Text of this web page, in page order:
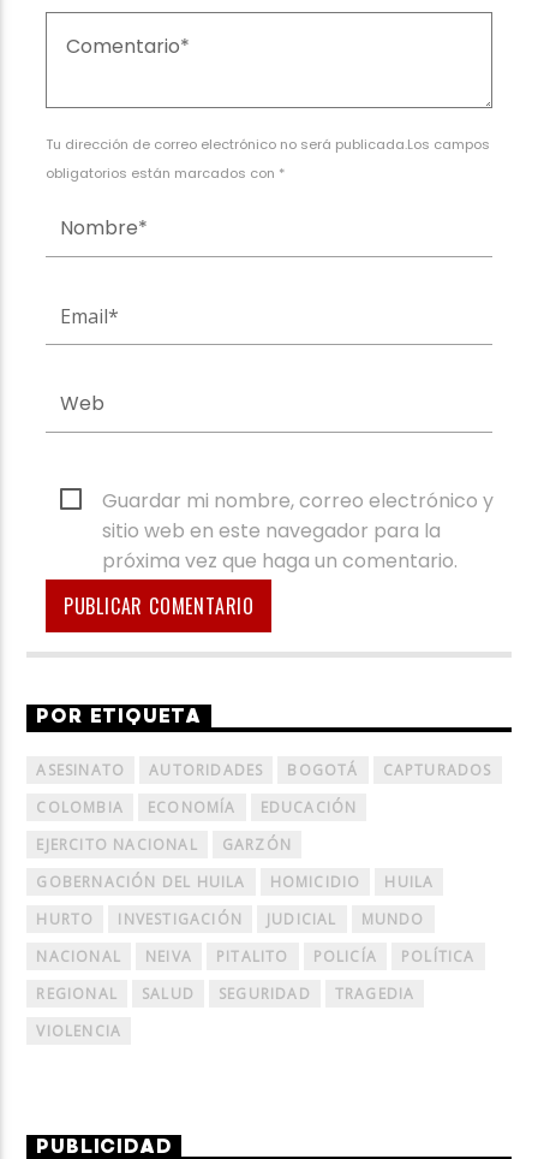
Tu dirección de correo electrónico no será publicada.Los campos
obligatorios están marcados con *
Guardar mi nombre, correo electrónico y
sitio web en este navegador para la
próxima vez que haga un comentario.
POR ETIQUETA
ASESINATO AUTORIDADES BOGOTÁ
CAPTURADOS
COLOMBIA
ECONOMÍA
EDUCACIÓN
EJERCITO NACIONAL
GARZÓN
GOBERNACIÓN DEL HUILA
HOMICIDIO
HUILA
HURTO
INVESTIGACIÓN JUDICIAL
MUNDO
NACIONAL
NEIVA PITALITO POLICÍA
POLÍTICA
REGIONAL
SALUD SEGURIDAD
TRAGEDIA
VIOLENCIA
PUBLICIDAD